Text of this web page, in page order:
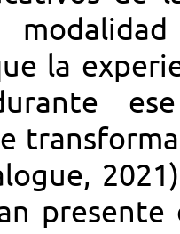
la
presente